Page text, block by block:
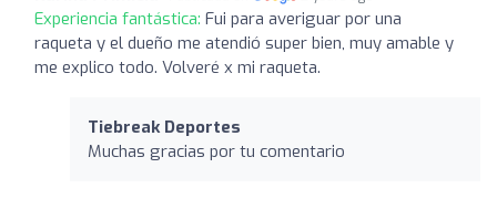
Experiencia fantástica: Fui para averiguar por una
raqueta y el dueño me atendió super bien, muy amable y
me explico todo. Volveré x mi raqueta.
Tiebreak Deportes
Muchas gracias por tu comentario